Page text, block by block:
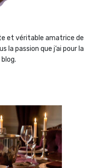
et véritable amatrice de
la passion que j‘ai pour la